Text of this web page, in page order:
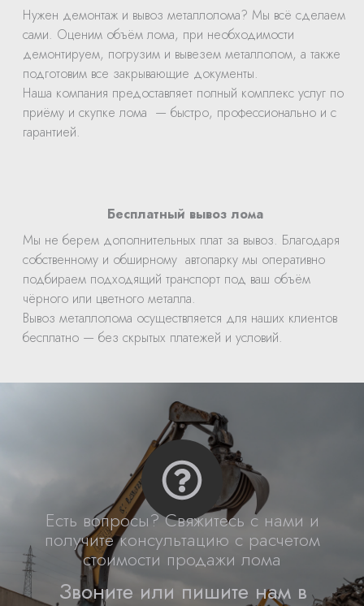
Нужен демонтаж и вывоз металлолома? Мы всё сделаем
сами. Оценим объём лома, при необходимости
демонтируем, погрузим и вывезем металлолом, а также
подготовим все закрывающие документы.
Наша компания предоставляет полный комплекс услуг по
приёму и скупке лома — быстро, профессионально и с
гарантией.
Бесплатный вывоз лома
Мы не берем дополнительных плат за вывоз. Благодаря
собственному и обширному автопарку мы оперативно
подбираем подходящий транспорт под ваш объём
чёрного или цветного металла.
Вывоз металлолома осуществляется для наших клиентов
бесплатно — без скрытых платежей и условий.
Есть вопросы? Свяжитесь с нами и
получите консультацию с расчетом
стоимости продажи лома
Звоните или пишите нам в